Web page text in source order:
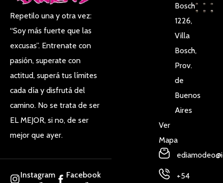
Repetilo una y otra vez:
“Soy más fuerte que las
excusas”. Entrenate con
pasión, superate con
actitud, superá tus límites
cada día y disfrutá del
camino. No se trata de ser
EL MEJOR, si no, de ser
mejor que ayer.
Instagram Facebook
Bosch
1226,
Villa
Bosch,
Prov.
de
Buenos
Aires
Ver
Mapa
+54